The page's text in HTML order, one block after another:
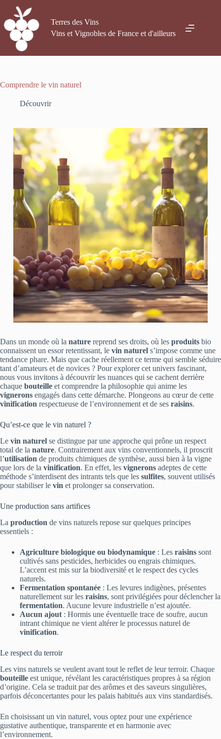
contenu
Terres des Vins
Vins et Vignobles de France et d'ailleurs
Comprendre le vin naturel
Découvrir
Dans un monde où la nature reprend ses droits, où les produits bio
connaissent un essor retentissant, le vin naturel s’impose comme une
tendance phare. Mais que cache réellement ce terme qui semble séduire
tant d’amateurs et de novices ? Pour explorer cet univers fascinant,
nous vous invitons à découvrir les nuances qui se cachent derrière
chaque bouteille et comprendre la philosophie qui anime les
vignerons engagés dans cette démarche. Plongeons au cœur de cette
vinification respectueuse de l’environnement et de ses raisins.
Qu’est-ce que le vin naturel ?
Le vin naturel se distingue par une approche qui prône un respect
total de la nature. Contrairement aux vins conventionnels, il proscrit
l’utilisation de produits chimiques de synthèse, aussi bien à la vigne
que lors de la vinification. En effet, les vignerons adeptes de cette
méthode s’interdisent des intrants tels que les sulfites, souvent utilisés
pour stabiliser le vin et prolonger sa conservation.
Une production sans artifices
La production de vins naturels repose sur quelques principes
essentiels :
Agriculture biologique ou biodynamique : Les raisins sont
cultivés sans pesticides, herbicides ou engrais chimiques.
L’accent est mis sur la biodiversité et le respect des cycles
naturels.
Fermentation spontanée : Les levures indigènes, présentes
naturellement sur les raisins, sont privilégiées pour déclencher la
fermentation. Aucune levure industrielle n’est ajoutée.
Aucun ajout : Hormis une éventuelle trace de soufre, aucun
intrant chimique ne vient altérer le processus naturel de
vinification.
Le respect du terroir
Les vins naturels se veulent avant tout le reflet de leur terroir. Chaque
bouteille est unique, révélant les caractéristiques propres à sa région
d’origine. Cela se traduit par des arômes et des saveurs singulières,
parfois déconcertantes pour les palais habitués aux vins standardisés.
En choisissant un vin naturel, vous optez pour une expérience
gustative authentique, transparente et en harmonie avec
l’environnement.